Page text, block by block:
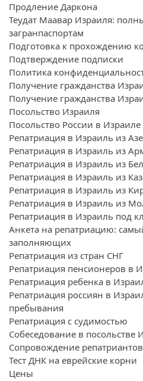
Продление Даркона
Теудат Маавар Израиля:
загранпаспортам
Подготовка к прохождению
Подтверждение подписки
Политика
Получение гражданства
Получение гражданства
Посольство Израиля
Посольство России в Израиле
Репатриация в Израиль из
Репатриация в Израиль из
Репатриация в Израиль из
Репатриация в Израиль из
Репатриация в Израиль из
Репатриация в Израиль из
Репатриация в Израиль под
Анкета на репатриацию:
заполняющих
Репатриация из стран СНГ
Репатриация пенсионеров в
Репатриация ребенка в
Репатриация россиян в
пребывания
Репатриация с судимостью
Собеседование в посольстве
Сопровождение
Тест ДНК на еврейские корни
Цены